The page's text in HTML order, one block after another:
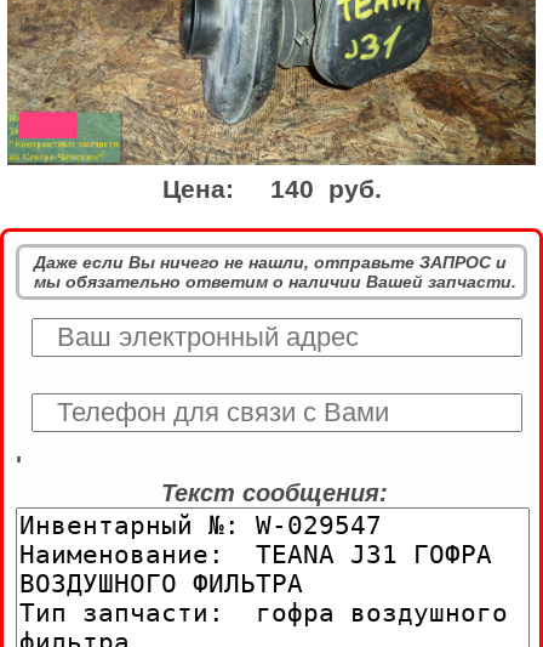
Цена: 140 руб.
Даже если Вы ничего не нашли, отправьте ЗАПРОС и
мы обязательно ответим о наличии Вашей запчасти.
'
Текст сообщения: